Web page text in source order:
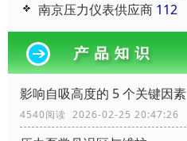
南京压力仪表供应商 112
影响自吸高度的 5 个关键因素
4540阅读 2026-02-25 20:47:26